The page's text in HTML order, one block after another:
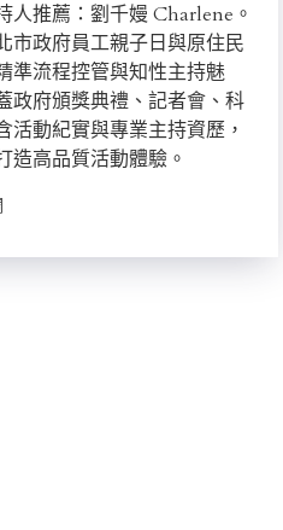
人推薦：劉千嫚 Charlene。
市政府員工親子日與原住民
準流程控管與知性主持魅
政府頒獎典禮、記者會、科
活動紀實與專業主持資歷，
造高品質活動體驗。